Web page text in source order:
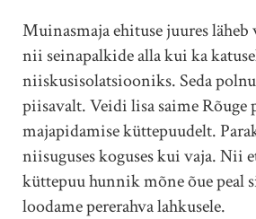
Muinasmaja ehituse juures läheb
nii seinapalkide alla kui ka
niiskusisolatsiooniks. Seda
piisavalt. Veidi lisa saime
majapidamise küttepuudelt.
niisuguses koguses kui vaja. Nii
küttepuu hunnik mõne õue peal
loodame pererahva lahkusele.